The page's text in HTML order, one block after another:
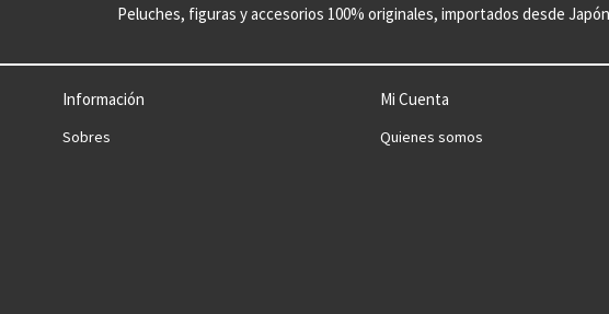
Peluches, figuras y accesorios 100% originales, importados desde Japón
Información
Sobres
Mi Cuenta
Quienes somos